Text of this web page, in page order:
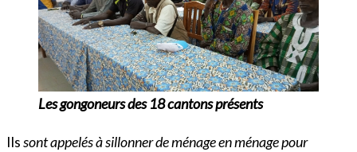
Les gongoneurs des 18 cantons présents
Ilssont appelés à sillonner de ménage en ménage pour